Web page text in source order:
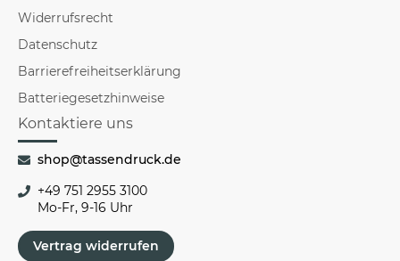
Widerrufsrecht
Datenschutz
Barrierefreiheitserklärung
Batteriegesetzhinweise
Kontaktiere uns
shop@tassendruck.de
+49 751 2955 3100
Mo-Fr, 9-16 Uhr
Vertrag widerrufen